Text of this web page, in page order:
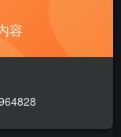
，而且流量巨
容